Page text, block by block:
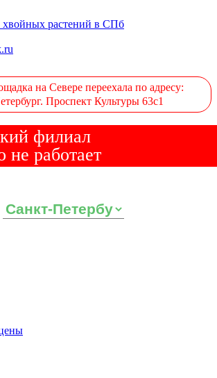
растений в СПб
на Севере переехала по адресу:
Проспект Культуры 63с1
филиал
не работает